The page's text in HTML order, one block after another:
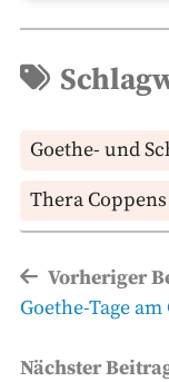
Goethe- und
Thera Coppens
Vorheriger
Vorheriger
Goethe-Tage
Nächster